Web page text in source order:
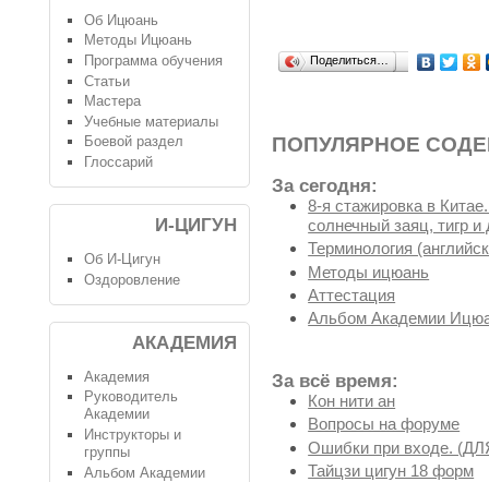
Поделиться…
ПОПУЛЯРНОЕ
За сегодня:
8-я стажировка в
солнечный заяц, тигр и
Терминология
Методы ицюань
Аттестация
Альбом Академии
За всё время:
Кон нити ан
Вопросы на форуме
Ошибки при входе.
Тайцзи цигун 18 форм
Об Ицюань
Методы Ицюань
Программа обучения
Статьи
Мастера
Учебные материалы
Боевой раздел
Глоссарий
И-ЦИГУН
Об И-Цигун
Оздоровление
АКАДЕМИЯ
Академия
Руководитель
Академии
Инструкторы и
группы
Альбом Академии